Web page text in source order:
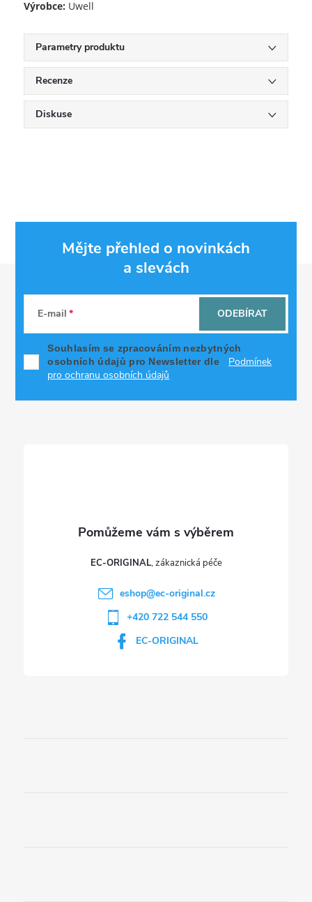
Výrobce: Uwell
Parametry produktu
Recenze
Diskuse
Mějte přehled o novinkách
a slevách
E-mail
Souhlasím se zpracováním nezbytných
osobních údajů pro Newsletter dle
Podmínek
pro ochranu osobních údajů
ODEBÍRAT
EC-ORIGINAL
eshop@ec-original.cz
+420 722 544 550
EC-ORIGINAL